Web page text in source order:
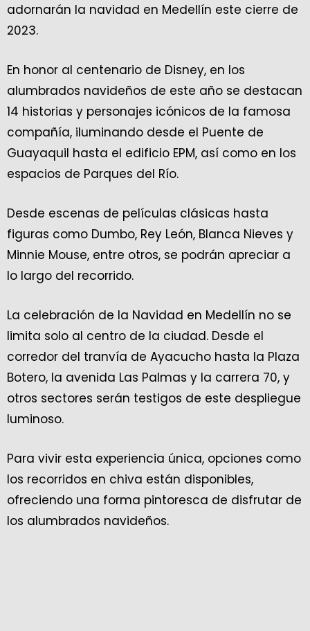
adornarán la navidad en Medellín este cierre de
2023.
En honor al centenario de Disney, en los
alumbrados navideños de este año se destacan
14 historias y personajes icónicos de la famosa
compañía, iluminando desde el Puente de
Guayaquil hasta el edificio EPM, así como en los
espacios de Parques del Río.
Desde escenas de películas clásicas hasta
figuras como Dumbo, Rey León, Blanca Nieves y
Minnie Mouse, entre otros, se podrán apreciar a
lo largo del recorrido.
La celebración de la Navidad en Medellín no se
limita solo al centro de la ciudad. Desde el
corredor del tranvía de Ayacucho hasta la Plaza
Botero, la avenida Las Palmas y la carrera 70, y
otros sectores serán testigos de este despliegue
luminoso.
Para vivir esta experiencia única, opciones como
los recorridos en chiva están disponibles,
ofreciendo una forma pintoresca de disfrutar de
los alumbrados navideños.